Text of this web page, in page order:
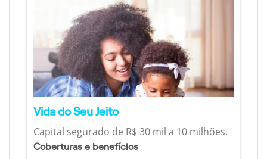
Vida do Seu Jeito
Capital segurado de R$ 30 mil a 10 milhões.
Coberturas e benefícios